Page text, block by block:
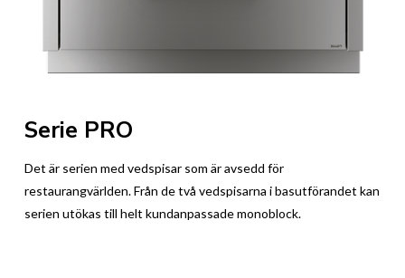
Serie PRO
Det är serien med vedspisar som är avsedd för
restaurangvärlden. Från de två vedspisarna i basutförandet kan
serien utökas till helt kundanpassade monoblock.